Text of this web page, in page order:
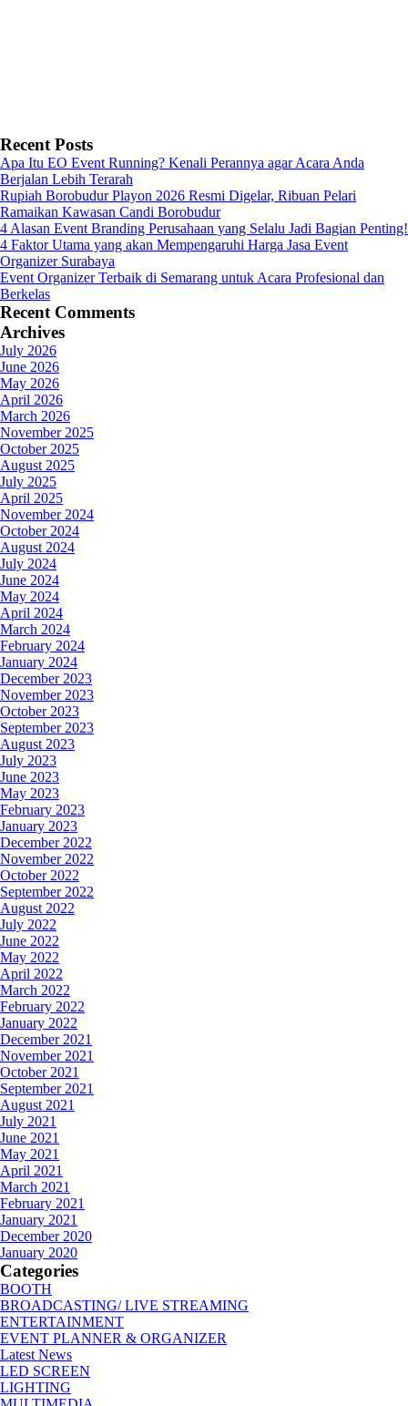
Recent Posts
Apa Itu EO Event Running? Kenali Perannya agar Acara Anda
Berjalan Lebih Terarah
Rupiah Borobudur Playon 2026 Resmi Digelar, Ribuan Pelari
Ramaikan Kawasan Candi Borobudur
4 Alasan Event Branding Perusahaan yang Selalu Jadi Bagian Penting!
4 Faktor Utama yang akan Mempengaruhi Harga Jasa Event
Organizer Surabaya
Event Organizer Terbaik di Semarang untuk Acara Profesional dan
Berkelas
Recent Comments
Archives
July 2026
June 2026
May 2026
April 2026
March 2026
November 2025
October 2025
August 2025
July 2025
April 2025
November 2024
October 2024
August 2024
July 2024
June 2024
May 2024
April 2024
March 2024
February 2024
January 2024
December 2023
November 2023
October 2023
September 2023
August 2023
July 2023
June 2023
May 2023
February 2023
January 2023
December 2022
November 2022
October 2022
September 2022
August 2022
July 2022
June 2022
May 2022
April 2022
March 2022
February 2022
January 2022
December 2021
November 2021
October 2021
September 2021
August 2021
July 2021
June 2021
May 2021
April 2021
March 2021
February 2021
January 2021
December 2020
January 2020
Categories
BOOTH
BROADCASTING/ LIVE STREAMING
ENTERTAINMENT
EVENT PLANNER & ORGANIZER
Latest News
LED SCREEN
LIGHTING